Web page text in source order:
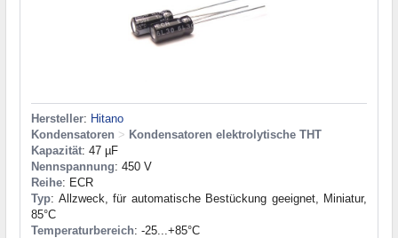
Hersteller: Hitano
Kondensatoren > Kondensatoren elektrolytische THT
Kapazität: 47 µF
Nennspannung: 450 V
Reihe: ECR
Typ: Allzweck, für automatische Bestückung geeignet, Miniatur,
85°C
Temperaturbereich: -25...+85°C